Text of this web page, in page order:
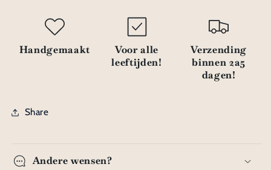
Handgemaakt
Voor alle
leeftijden!
Verzending
binnen 2a5
dagen!
Share
Andere wensen?